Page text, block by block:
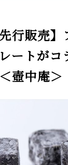
先行販売
ートがコ
壺中庵＞